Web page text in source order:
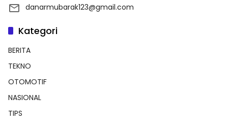
danarmubarak123@gmail.com
Kategori
BERITA
TEKNO
OTOMOTIF
NASIONAL
TIPS